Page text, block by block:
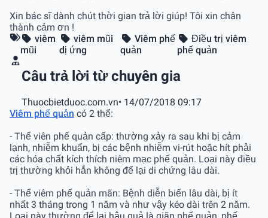
Xin bác sĩ dành chút thời gian trả lời giúp! Tôi xin chân
thành cảm ơn !
viêm
mũi
viêm mũi
dị ứng
Viêm phế
quản
Điều trị viêm
phế quản
Câu trả lời từ chuyên gia
Thuocbietduoc.com.vn• 14/07/2018 09:17
Viêm phế quản có 2 thể:
- Thể viên phế quản cấp: thường xảy ra sau khi bị cảm
lạnh, nhiễm khuẩn, bị các bệnh nhiễm vi-rút hoặc hít phải
các hóa chất kích thích niêm mạc phế quản. Loại này điều
trị thường khỏi hẳn không để lại di chứng lâu dài.
- Thể viêm phế quản mãn: Bệnh diễn biến lâu dài, bị ít
nhất 3 tháng trong 1 năm và như vậy kéo dài trên 2 năm.